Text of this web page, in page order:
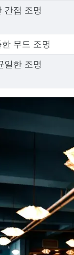
간접 조명
무드 조명
일한 조명